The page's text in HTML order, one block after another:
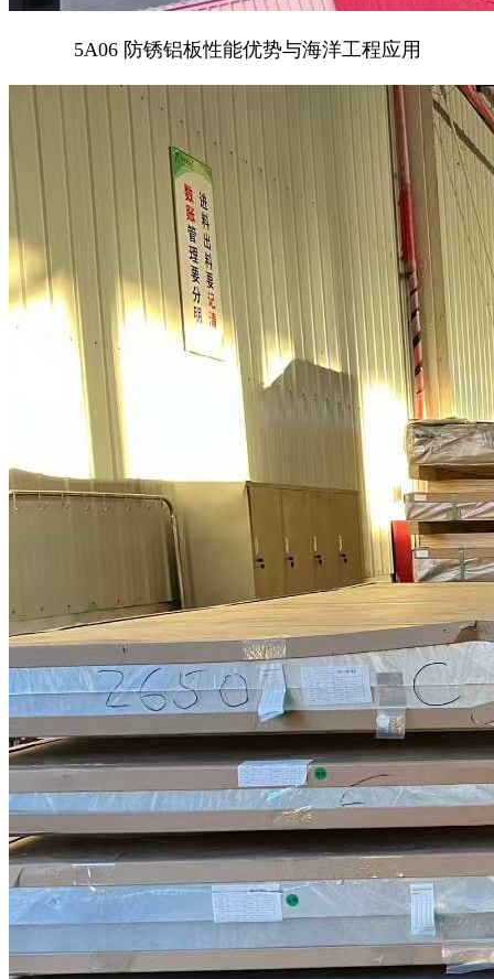
5A06 防锈铝板性能优势与海洋工程应用